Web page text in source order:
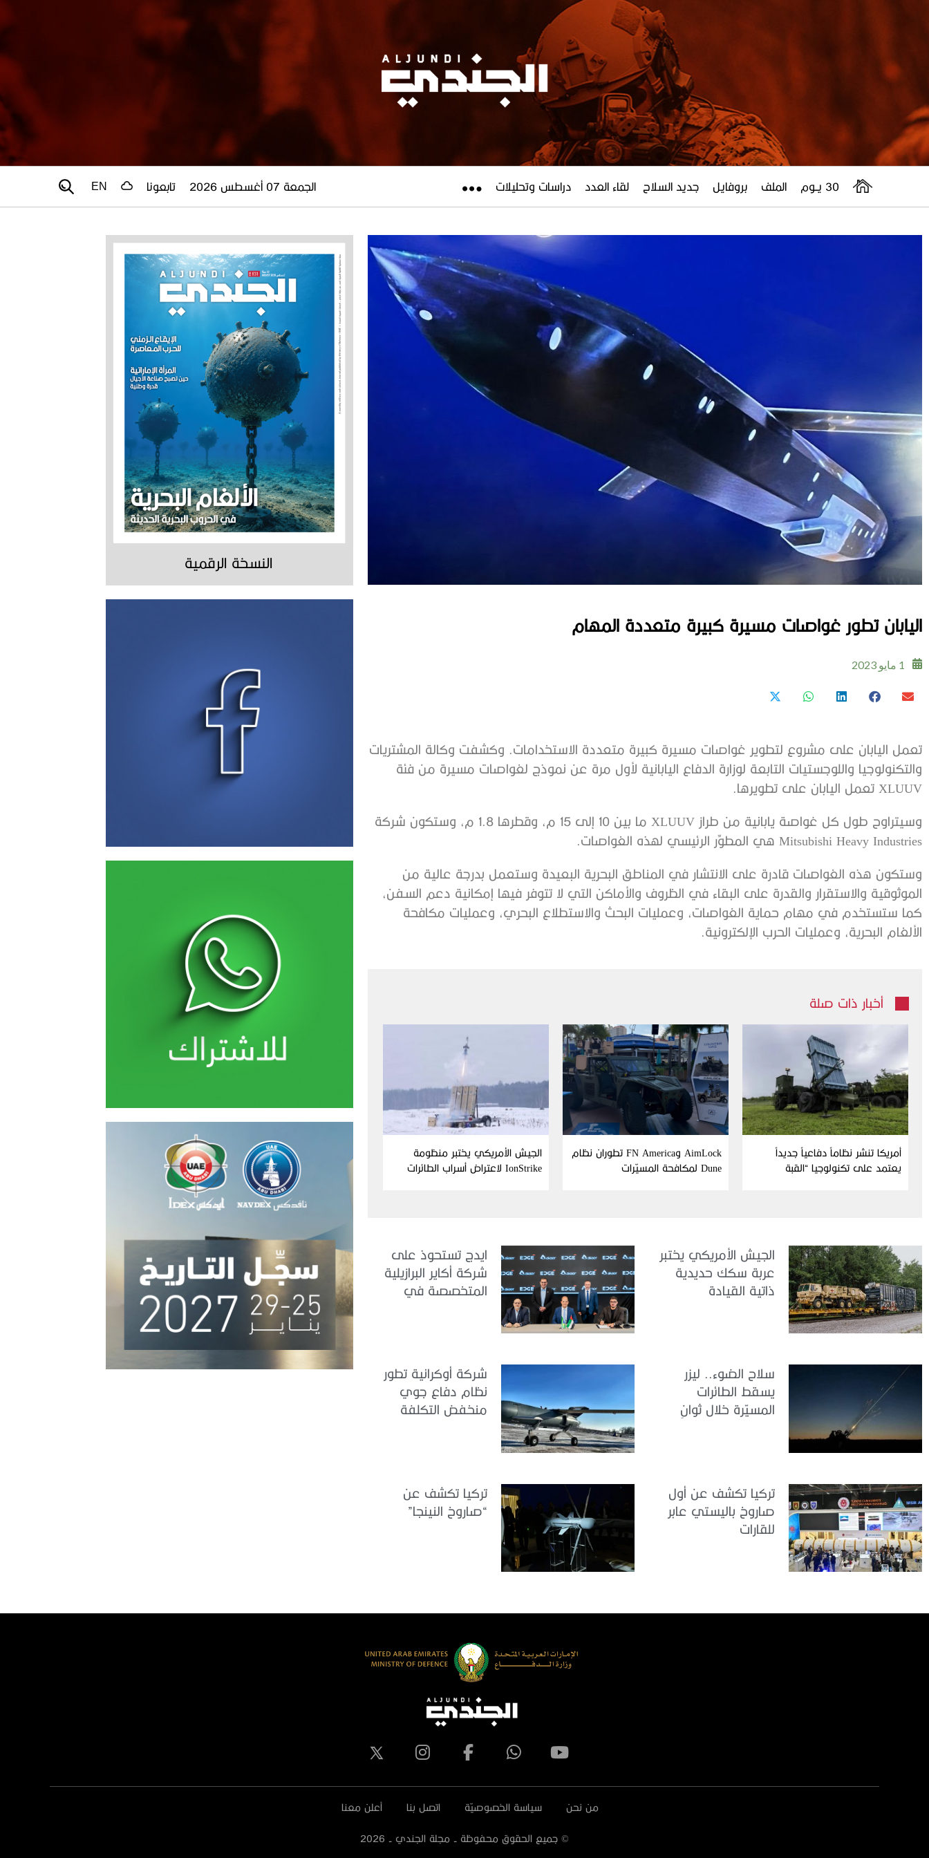
30 يــوم الملف بروفايل جديد السلاح لقاء العدد دراسات وتحليلات الجمعة 07 أغسطس 2026 تابعونا EN
اليابان تطور غواصات مسيرة كبيرة متعددة المهام
1 مايو 2023
تعمل اليابان على مشروع لتطوير غواصات مسيرة كبيرة متعددة الاستخدامات. وكشفت وكالة المشتريات
والتكنولوجيا واللوجستيات التابعة لوزارة الدفاع اليابانية لأول مرة عن نموذج لغواصات مسيرة من فئة
XLUUV تعمل اليابان على تطويرها.
وسيتراوح طول كل غواصة يابانية من طراز XLUUV ما بين 10 إلى 15 م، وقطرها 1.8 م، وستكون شركة
Mitsubishi Heavy Industries هي المطوِّر الرئيسي لهذه الغواصات.
وستكون هذه الغواصات قادرة على الانتشار في المناطق البحرية البعيدة وستعمل بدرجة عالية من
الموثوقية والاستقرار والقدرة على البقاء في الظروف والأماكن التي لا تتوفر فيها إمكانية دعم السفن،
كما ستستخدم في مهام حماية الغواصات، وعمليات البحث والاستطلاع البحري، وعمليات مكافحة
الألغام البحرية، وعمليات الحرب الإلكترونية.
أخبار ذات صلة
أمريكا تنشر نظاماً دفاعياً جديداً
يعتمد على تكنولوجيا “القبة
AimLock وFN America تطوران نظام
Dune لمكافحة المسيّرات
الجيش الأمريكي يختبر منظومة
IonStrike لاعتراض أسراب الطائرات
الجيش الأمريكي يختبر
عربة سكك حديدية
ذاتية القيادة
ايدج تستحوذ على
شركة أكاير البرازيلية
المتخصصة في
سلاح الضوء.. ليزر
يسقط الطائرات
المسيّرة خلال ثوانٍ
شركة أوكرانية تطور
نظام دفاع جوي
منخفض التكلفة
تركيا تكشف عن أول
صاروخ باليستي عابر
للقارات
تركيا تكشف عن
“صاروخ النينجا”
النسخة الرقمية
من نحن سياسة الخصوصيّة اتصل بنا أعلن معنا
© جميع الحقوق محفوظة - مجلة الجندي - 2026